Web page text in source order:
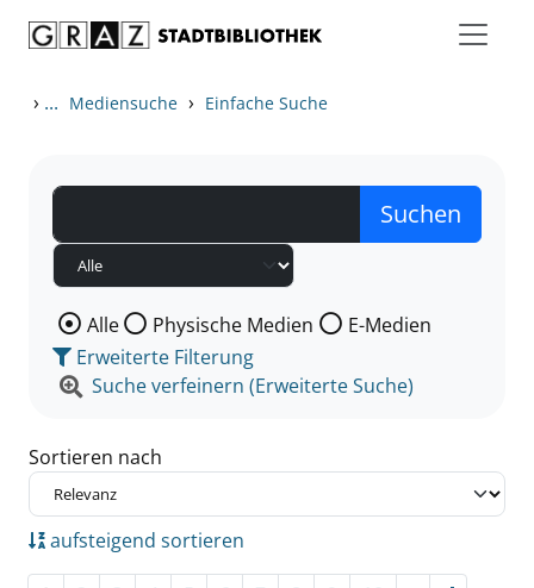
› ... Mediensuche › Einfache Suche
Wählen Sie die Medienart nach der Sie suchen wollen.
Alle Physische Medien
E-Medien
Erweiterte Filterung
Suche verfeinern (Erweiterte Suche)
Sortieren nach
aufsteigend sortieren